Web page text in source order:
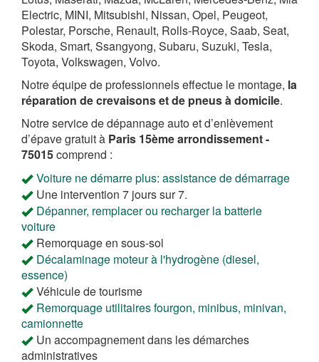
Electric, MINI, Mitsubishi, Nissan, Opel, Peugeot,
Polestar, Porsche, Renault, Rolls-Royce, Saab, Seat,
Skoda, Smart, Ssangyong, Subaru, Suzuki, Tesla,
Toyota, Volkswagen, Volvo.
Notre équipe de professionnels effectue le montage, la
réparation de crevaisons et de pneus à domicile.
Notre service de dépannage auto et d’enlèvement
d’épave gratuit à Paris 15ème arrondissement -
75015comprend :
Voiture ne démarre plus: assistance de démarrage
Une intervention 7 jours sur 7.
Dépanner, remplacer ou recharger la batterie
voiture
Remorquage en sous-sol
Décalaminage moteur à l'hydrogène (diesel,
essence)
Véhicule de tourisme
Remorquage utilitaires fourgon, minibus, minivan,
camionnette
Un accompagnement dans les démarches
administratives